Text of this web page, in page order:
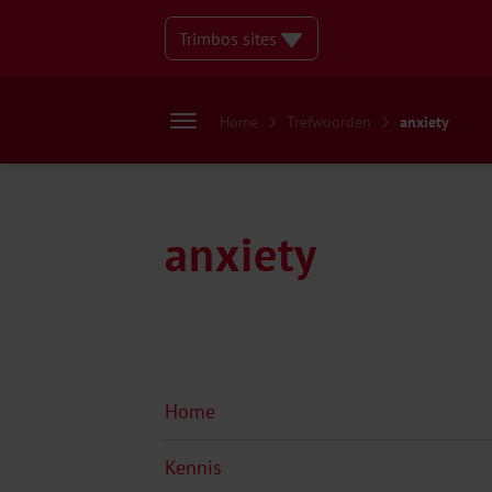
Trimbos sites
Home Trefwoorden anxiety
anxiety
Home
Kennis